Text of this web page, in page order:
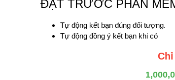
ĐẶT TRƯỚC PHẦN
Tự động kết bạn đúng đối tượng.
Tự động đồng ý kết bạn khi có